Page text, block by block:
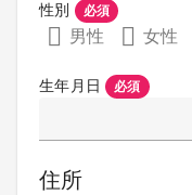
性別 必須
男性 女性
生年月日 必須
住所